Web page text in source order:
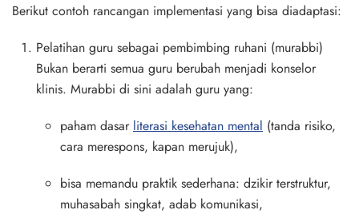
Berikut contoh rancangan implementasi yang bisa diadaptasi:
Pelatihan guru sebagai pembimbing ruhani (murabbi)
Bukan berarti semua guru berubah menjadi konselor
klinis. Murabbi di sini adalah guru yang:
paham dasar literasi kesehatan mental (tanda risiko,
cara merespons, kapan merujuk),
bisa memandu praktik sederhana: dzikir terstruktur,
muhasabah singkat, adab komunikasi,